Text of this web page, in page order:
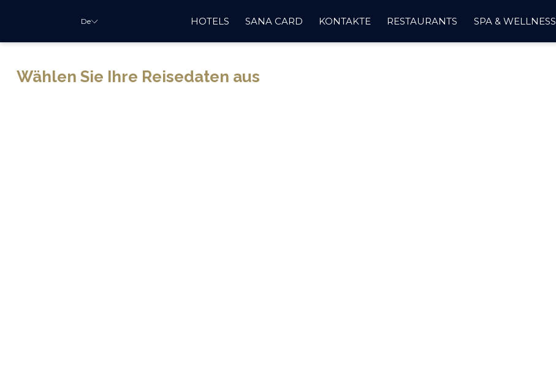
De HOTELS SANA CARD KONTAKTE RESTAURANTS SPA & WELLNESS
Wählen Sie Ihre Reisedaten aus